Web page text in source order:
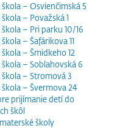
– Osvienčimská 5
– Považská 1
– Pri parku 10/16
– Šafárikova 11
– Šmidkeho 12
– Soblahovská 6
– Stromová 3
– Švermova 24
prijímanie detí do
škôl
školy